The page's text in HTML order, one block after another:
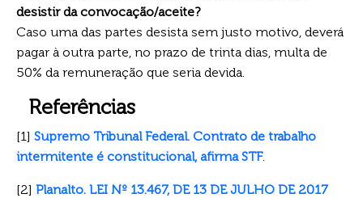
desistir da convocação/aceite?
Caso uma das partes desista sem justo motivo, deverá
pagar à outra parte, no prazo de trinta dias, multa de
50% da remuneração que seria devida.
Referências
[1] Supremo Tribunal Federal. Contrato de trabalho
intermitente é constitucional, afirma STF.
[2] Planalto. LEI Nº 13.467, DE 13 DE JULHO DE 2017